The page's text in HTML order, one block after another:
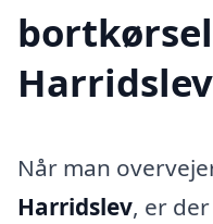
Når man
Harridslev, er